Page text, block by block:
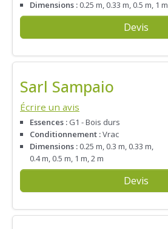
Dimensions : 0.25 m, 0.33 m, 0.5 m, 1 m
Devis
Sarl Sampaio
Écrire un avis
Essences : G1 - Bois durs
Conditionnement :Vrac
Dimensions : 0.25 m, 0.3 m, 0.33 m,
0.4 m, 0.5 m, 1 m, 2 m
Devis